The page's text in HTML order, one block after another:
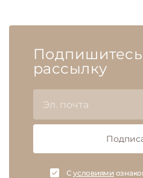
рассылку
Cусловиями